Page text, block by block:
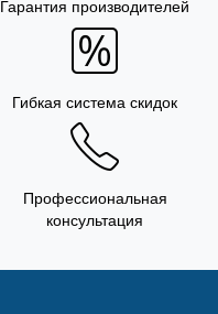
Гарантия производителей
Гибкая система скидок
Профессиональная
консультация